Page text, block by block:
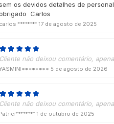
os devidos detalhes de
Carlos
carlos ******** 17 de agosto de 2025
Cliente não deixou comentário,
5 de agosto de 2026
Cliente não deixou comentário,
Patrici******** 1 de outubro de 2025